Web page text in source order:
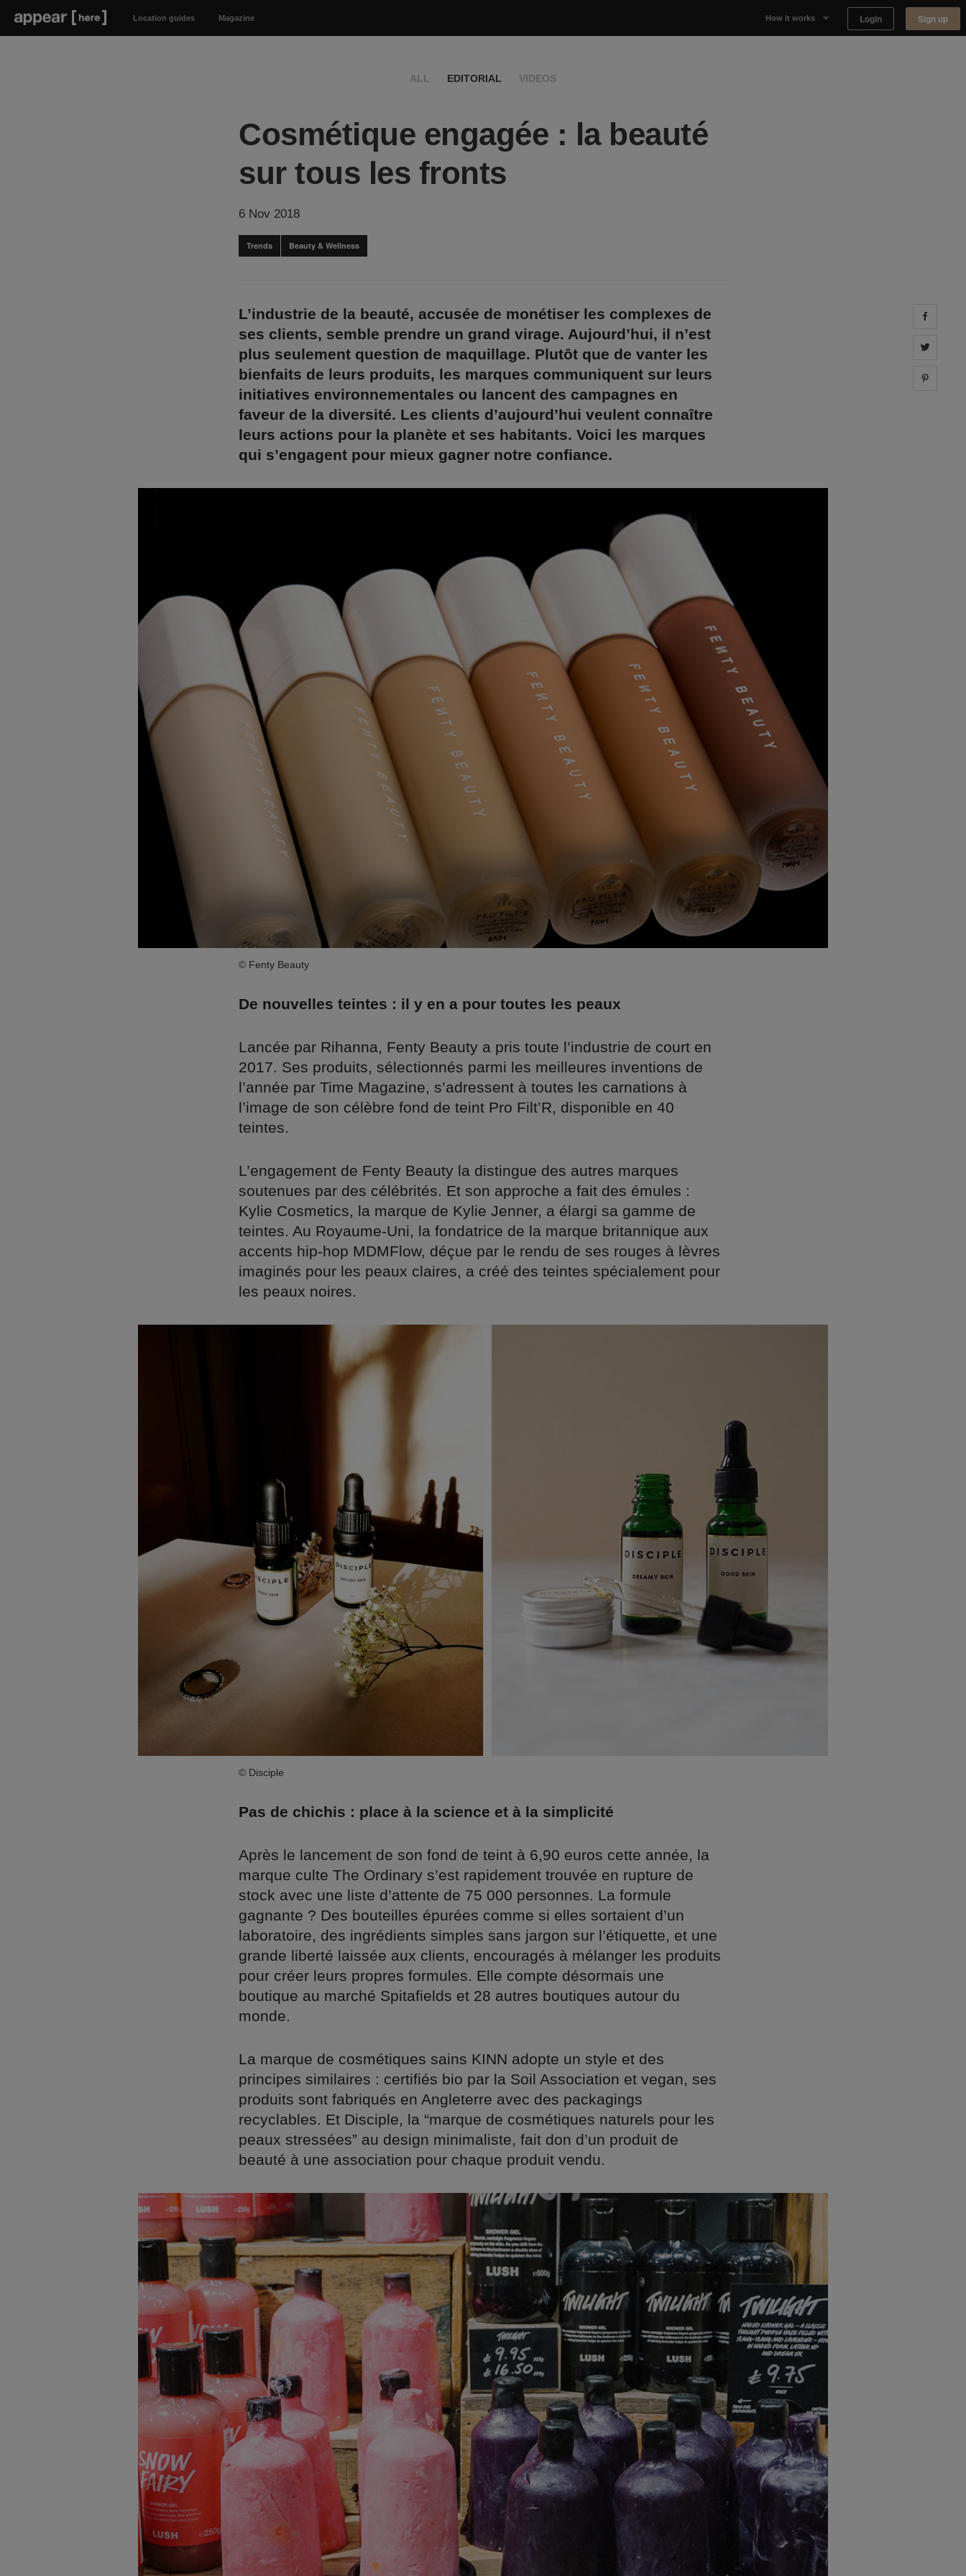
Location guides Magazine How it works Login Sign up
ALL EDITORIAL VIDEOS
Cosmétique engagée : la beauté
sur tous les fronts
6 Nov 2018
Trends Beauty & Wellness
L’industrie de la beauté, accusée de monétiser les complexes de
ses clients, semble prendre un grand virage. Aujourd’hui, il n’est
plus seulement question de maquillage. Plutôt que de vanter les
bienfaits de leurs produits, les marques communiquent sur leurs
initiatives environnementales ou lancent des campagnes en
faveur de la diversité. Les clients d’aujourd’hui veulent connaître
leurs actions pour la planète et ses habitants. Voici les marques
qui s’engagent pour mieux gagner notre confiance.
© Fenty Beauty
De nouvelles teintes : il y en a pour toutes les peaux
Lancée par Rihanna, Fenty Beauty a pris toute l’industrie de court en
2017. Ses produits, sélectionnés parmi les meilleures inventions de
l’année par Time Magazine, s’adressent à toutes les carnations à
l’image de son célèbre fond de teint Pro Filt’R, disponible en 40
teintes.
L’engagement de Fenty Beauty la distingue des autres marques
soutenues par des célébrités. Et son approche a fait des émules :
Kylie Cosmetics, la marque de Kylie Jenner, a élargi sa gamme de
teintes. Au Royaume-Uni, la fondatrice de la marque britannique aux
accents hip-hop MDMFlow, déçue par le rendu de ses rouges à lèvres
imaginés pour les peaux claires, a créé des teintes spécialement pour
les peaux noires.
© Disciple
Pas de chichis : place à la science et à la simplicité
Après le lancement de son fond de teint à 6,90 euros cette année, la
marque culte The Ordinary s’est rapidement trouvée en rupture de
stock avec une liste d’attente de 75 000 personnes. La formule
gagnante ? Des bouteilles épurées comme si elles sortaient d’un
laboratoire, des ingrédients simples sans jargon sur l’étiquette, et une
grande liberté laissée aux clients, encouragés à mélanger les produits
pour créer leurs propres formules. Elle compte désormais une
boutique au marché Spitafields et 28 autres boutiques autour du
monde.
La marque de cosmétiques sains KINN adopte un style et des
principes similaires : certifiés bio par la Soil Association et vegan, ses
produits sont fabriqués en Angleterre avec des packagings
recyclables. Et Disciple, la “marque de cosmétiques naturels pour les
peaux stressées” au design minimaliste, fait don d’un produit de
beauté à une association pour chaque produit vendu.